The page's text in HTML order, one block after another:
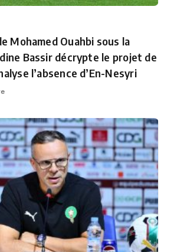
Mohamed Ouahbi sous la
Bassir décrypte le projet de
l’absence d’En-Nesyri